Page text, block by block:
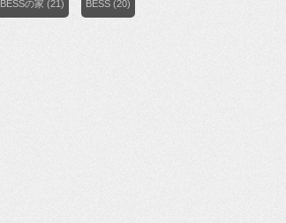
BESSの家 (21) BESS (20)